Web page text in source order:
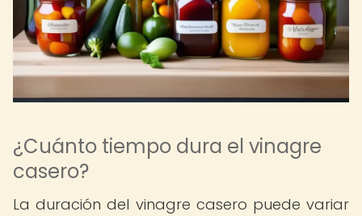
¿Cuánto tiempo dura el vinagre
casero?
La duración del vinagre casero puede variar